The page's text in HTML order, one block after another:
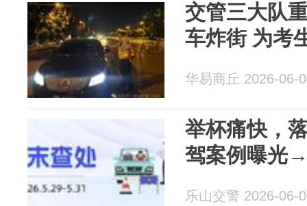
交管三大队
车炸街 为考
华易商丘 2026-06-
举杯痛快，
驾案例曝光
乐山交警 2026-06-